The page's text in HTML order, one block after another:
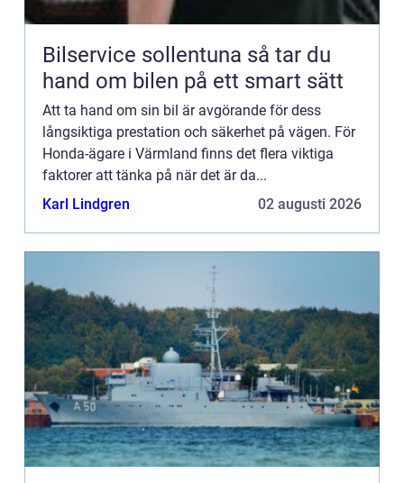
Bilservice sollentuna så tar du
hand om bilen på ett smart sätt
Att ta hand om sin bil är avgörande för dess
långsiktiga prestation och säkerhet på vägen. För
Honda-ägare i Värmland finns det flera viktiga
faktorer att tänka på när det är da...
Karl Lindgren
02 augusti 2026